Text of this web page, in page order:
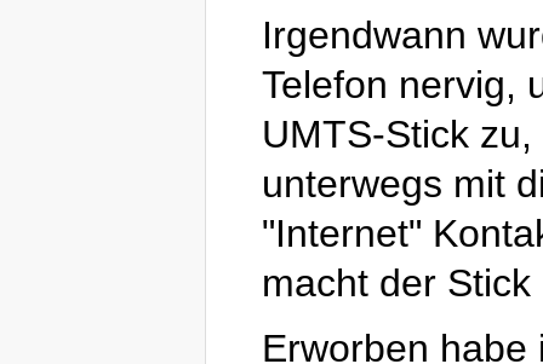
Irgendwann
Telefon nervig,
UMTS-Stick
unterwegs mit
"Internet"
macht der Stick
Erworben